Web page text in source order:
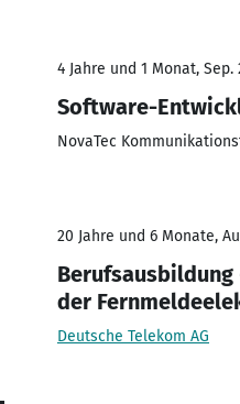
4 Jahre und 1 Monat, Sep.
Software-
NovaTec
20 Jahre und 6 Monate,
Berufsausbildung
der
Deutsche Telekom AG